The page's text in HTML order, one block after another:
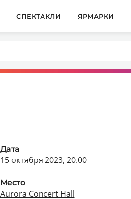
СПЕКТАКЛИ ЯРМАРКИ
Дата
15 октября 2023, 20:00
Место
Aurora Concert Hall